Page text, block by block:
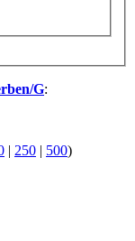
G:
| 250 | 500)